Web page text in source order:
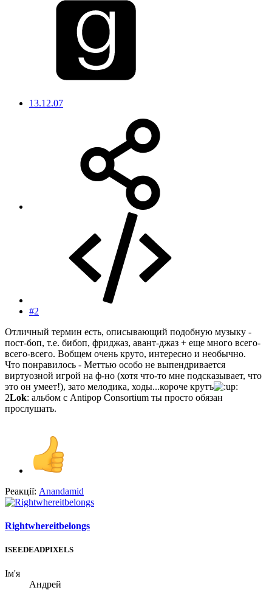
13.12.07
#2
Отличный термин есть, описывающий подобную музыку -
пост-боп, т.е. бибоп, фриджаз, авант-джаз + еще много всего-
всего-всего. Вобщем очень круто, интересно и необычно.
Что понравилось - Меттью особо не выпендривается
виртуозной игрой на ф-но (хотя что-то мне подсказывает, что
это он умеет!), зато мелодика, ходы...короче крутъ
2Lok: альбом с Antipop Consortium ты просто обязан
прослушать.
Реакції: Anandamid
Rightwhereitbelongs
ISEEDEADPIXELS
Ім'я
Андрей